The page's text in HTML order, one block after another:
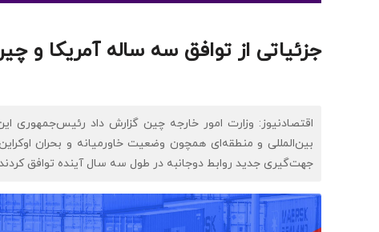
جزئیاتی از توافق سه ساله آمریکا و
اقتصادنیوز: وزارت امور خارجه چین گزارش داد رئیس‌جمهوری
بین‌المللی و منطقه‌ای همچون وضعیت خاورمیانه و بحران
جهت‌گیری جدید روابط دوجانبه در طول سه سال آینده توافق